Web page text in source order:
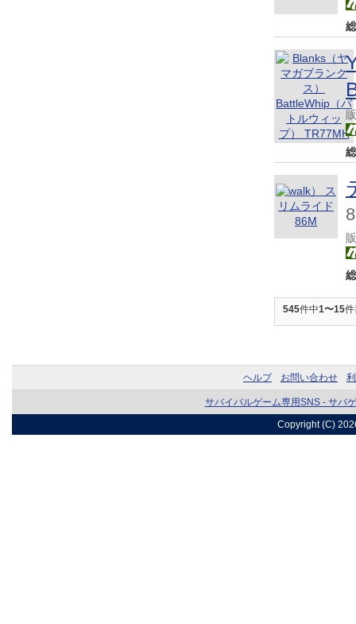
545件中1〜15
ヘルプ お問い合わせ
サバイバルゲーム専用SNS - サバ
Copyright (C)